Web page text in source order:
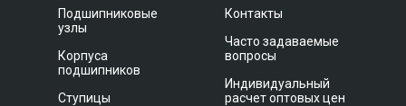
Подшипниковые
узлы
Корпуса
подшипников
Ступицы
Контакты
Часто задаваемые
вопросы
Индивидуальный
расчет оптовых цен